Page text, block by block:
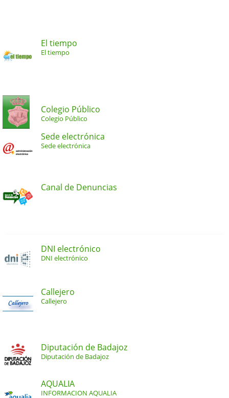
El tiempo
El tiempo
Colegio Público
Colegio Público
Sede electrónica
Sede electrónica
Canal de Denuncias
DNI electrónico
DNI electrónico
Callejero
Callejero
Diputación de Badajoz
Diputación de Badajoz
AQUALIA
INFORMACION AQUALIA